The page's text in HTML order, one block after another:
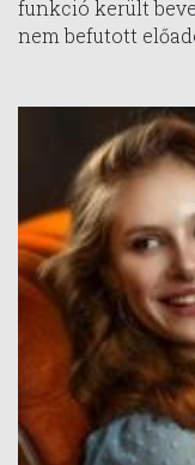
funkció került
nem befutott